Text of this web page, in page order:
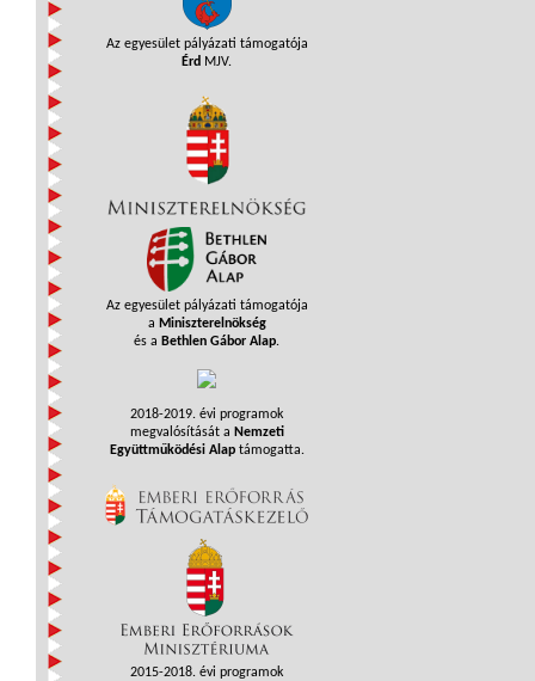
Az egyesület pályázati támogatója
Érd MJV.
Az egyesület pályázati támogatója
a Miniszterelnökség
és a Bethlen Gábor Alap.
2018-2019. évi programok
megvalósítását a Nemzeti
Együttműködési Alaptámogatta.
2015-2018. évi programok